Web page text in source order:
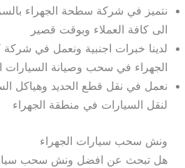
نتميز في شركة سطحة الجهراء
الى كافة العملاء وبوقت قصير
لدينا خبرات اجنبية ونعمل في
الجهراء في سحب وصيانة السيارات
نعمل في نقل قطع الحديد وهياكل
لنقل السيارات في منطقة الجهراء
ونش سحب سيارات الجهراء
هل تبحث عن افضل ونش سحب